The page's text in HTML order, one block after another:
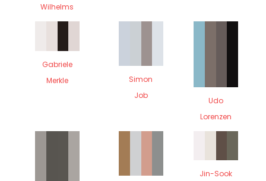
Wilhelms
Gabriele
Merkle
Simon
Job
Udo
Lorenzen
Jin-Sook